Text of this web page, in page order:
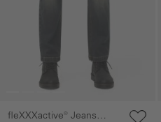
fleXXXactive® Jeans